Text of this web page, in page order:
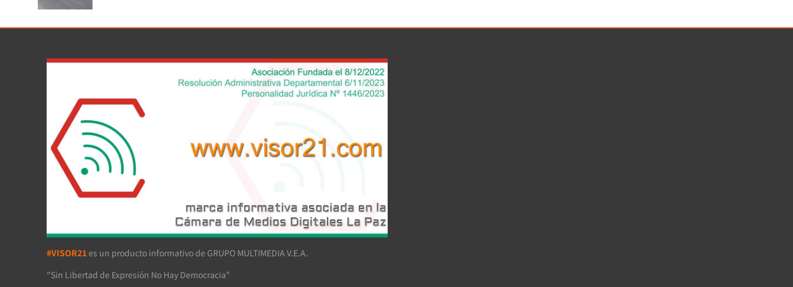
#VISOR21 es un producto informativo de GRUPO MULTIMEDIA V.E.A.
"Sin Libertad de Expresión No Hay Democracia"